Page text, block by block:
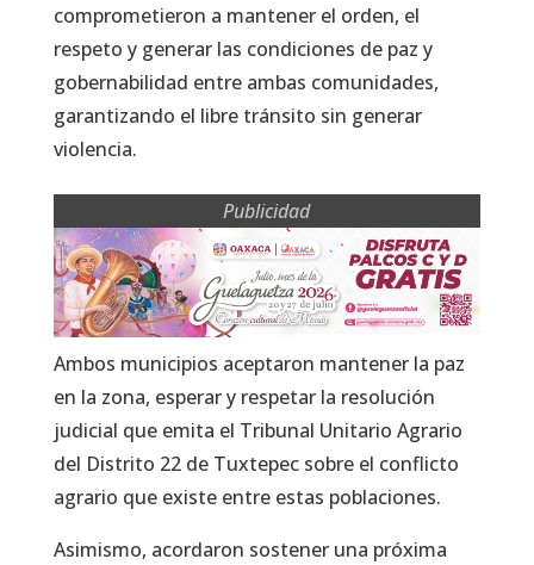
comprometieron a mantener el orden, el
respeto y generar las condiciones de paz y
gobernabilidad entre ambas comunidades,
garantizando el libre tránsito sin generar
violencia.
Publicidad
Ambos municipios aceptaron mantener la paz
en la zona, esperar y respetar la resolución
judicial que emita el Tribunal Unitario Agrario
del Distrito 22 de Tuxtepec sobre el conflicto
agrario que existe entre estas poblaciones.
Asimismo, acordaron sostener una próxima